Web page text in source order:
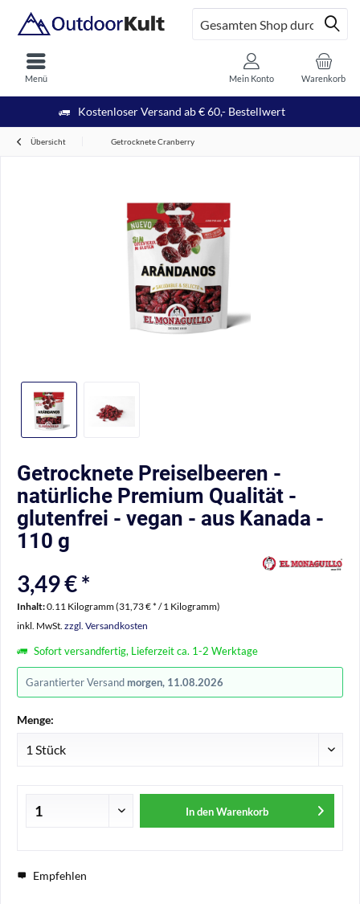
Kostenloser Versand ab € 60,- Bestellwert
Menü Warenkorb
Mein Konto
Übersicht Getrocknete Cranberry
Getrocknete Preiselbeeren -
natürliche Premium Qualität -
glutenfrei - vegan - aus Kanada -
110 g
3,49 € *
Inhalt:0.11 Kilogramm (31,73 € * / 1 Kilogramm)
inkl. MwSt. zzgl. Versandkosten
Sofort versandfertig, Lieferzeit ca. 1-2 Werktage
Garantierter Versand morgen, 11.08.2026
Menge:
In den Warenkorb
Empfehlen